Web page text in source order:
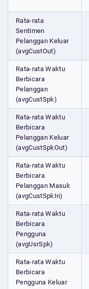
Rata-rata
Sentimen
Pelanggan Keluar
(avgCustOut)
Rata-rata Waktu
Berbicara
Pelanggan
(avgCustSpk)
Rata-rata Waktu
Berbicara
Pelanggan Keluar
(avgCustSpkOut)
Rata-rata Waktu
Berbicara
Pelanggan Masuk
(avgCustSpkIn)
Rata-rata Waktu
Berbicara
Pengguna
(avgUsrSpk)
Rata-rata Waktu
Berbicara
Pengguna Keluar